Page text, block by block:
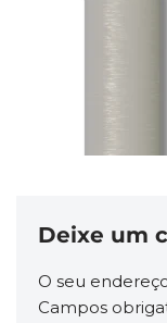
Deixe um
O seu
Campos